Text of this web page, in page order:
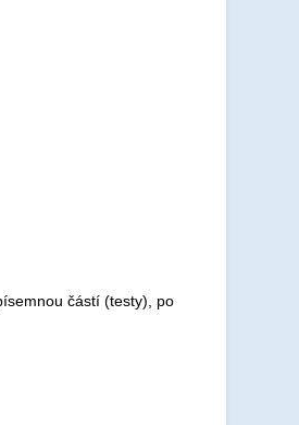
částí (testy), po